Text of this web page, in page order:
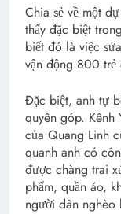
Chia sẻ về một
thấy đặc biệt
biết đó là việc
vận động 800 trẻ
Đặc biệt, anh tự
quyên góp. Kênh
của Quang Linh
quanh anh có
được chàng trai
phẩm, quần áo,
người dân